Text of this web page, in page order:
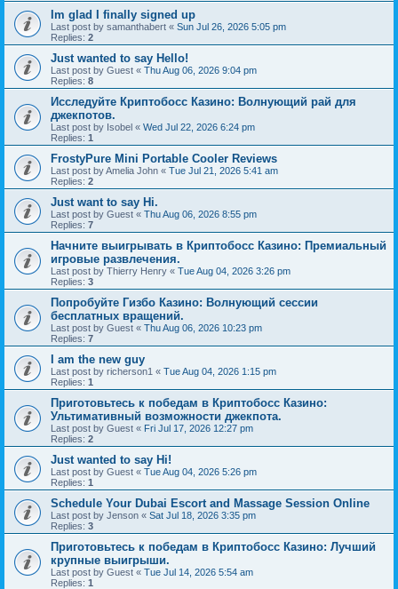
Im glad I finally signed up
Last post by samanthabert « Sun Jul 26, 2026 5:05 pm
Replies: 2
Just wanted to say Hello!
Last post by Guest « Thu Aug 06, 2026 9:04 pm
Replies: 8
Исследуйте Криптобосс Казино: Волнующий рай для
джекпотов.
Last post by Isobel « Wed Jul 22, 2026 6:24 pm
Replies: 1
FrostyPure Mini Portable Cooler Reviews
Last post byAmelia John « Tue Jul 21, 2026 5:41 am
Replies: 2
Just want to say Hi.
Last post by Guest « Thu Aug 06, 2026 8:55 pm
Replies: 7
Начните выигрывать в Криптобосс Казино: Премиальный
игровые развлечения.
Last post by Thierry Henry « Tue Aug 04, 2026 3:26 pm
Replies: 3
Попробуйте Гизбо Казино: Волнующий сессии
бесплатных вращений.
Last post by Guest « Thu Aug 06, 2026 10:23 pm
Replies: 7
I am the new guy
Last post by richerson1 « Tue Aug 04, 2026 1:15 pm
Replies: 1
Приготовьтесь к победам в Криптобосс Казино:
Ультимативный возможности джекпота.
Last post by Guest « Fri Jul 17, 2026 12:27 pm
Replies: 2
Just wanted to say Hi!
Last post by Guest « Tue Aug 04, 2026 5:26 pm
Replies: 1
Schedule Your Dubai Escort and Massage Session Online
Last post by Jenson « Sat Jul 18, 2026 3:35 pm
Replies: 3
Приготовьтесь к победам в Криптобосс Казино: Лучший
крупные выигрыши.
Last post by Guest « Tue Jul 14, 2026 5:54 am
Replies: 1